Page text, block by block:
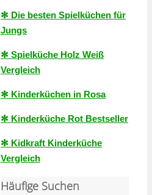
✻ Die besten Spielküchen für
Jungs
✻ Spielküche Holz Weiß
Vergleich
✻ Kinderküchen in Rosa
✻ Kinderküche Rot Bestseller
✻ Kidkraft Kinderküche
Vergleich
Häufige Suchen